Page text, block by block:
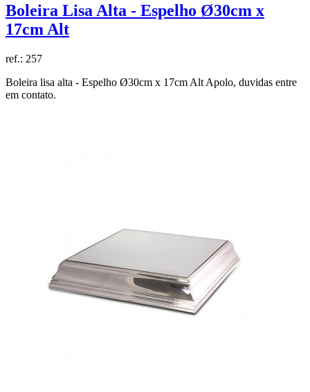
Boleira Lisa Alta - Espelho Ø30cm x
17cm Alt
ref.: 257
Boleira lisa alta - Espelho Ø30cm x 17cm Alt Apolo, duvidas entre
em contato.